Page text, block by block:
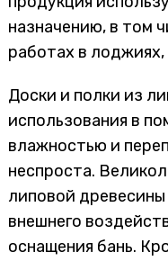
назначению, в том
работах в
Доски и полки из
использования в
влажностью и
неспроста.
липовой
внешнего
оснащения бань.